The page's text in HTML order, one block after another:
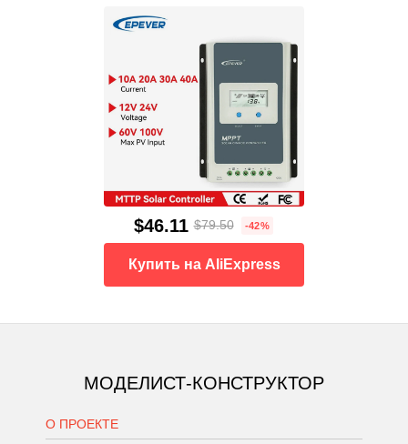
$46.11 $79.50 -42%
Купить на AliExpress
МОДЕЛИСТ-КОНСТРУКТОР
О ПРОЕКТЕ